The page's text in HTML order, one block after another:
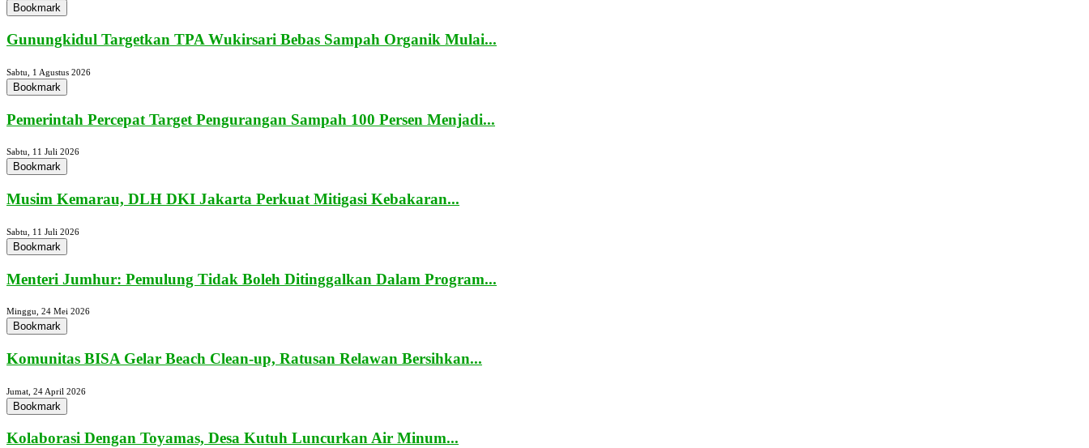
Bookmark
Gunungkidul Targetkan TPA Wukirsari Bebas Sampah Organik Mulai...
Sabtu, 1 Agustus 2026
Bookmark
Pemerintah Percepat Target Pengurangan Sampah 100 Persen Menjadi...
Sabtu, 11 Juli 2026
Bookmark
Musim Kemarau, DLH DKI Jakarta Perkuat Mitigasi Kebakaran...
Sabtu, 11 Juli 2026
Bookmark
Menteri Jumhur: Pemulung Tidak Boleh Ditinggalkan Dalam Program...
Minggu, 24 Mei 2026
Bookmark
Komunitas BISA Gelar Beach Clean-up, Ratusan Relawan Bersihkan...
Jumat, 24 April 2026
Bookmark
Kolaborasi Dengan Toyamas, Desa Kutuh Luncurkan Air Minum...